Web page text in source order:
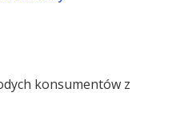
konsumentów z